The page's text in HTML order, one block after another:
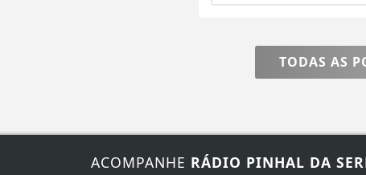
TODAS AS
ACOMPANHE RÁDIO PINHAL DA